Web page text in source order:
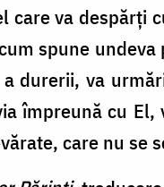
care va despărți
spune
a durerii, va
împreună cu
care nu se